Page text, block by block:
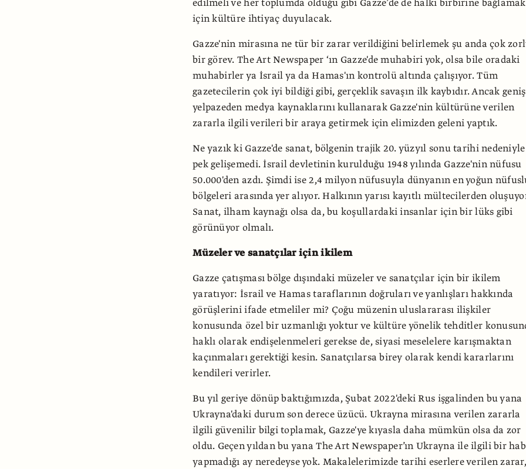
edilmeli ve her toplumda olduğu gibi Gazze’de de halkı birbirine bağlamak
için kültüre ihtiyaç duyulacak.
Gazze'nin mirasına ne tür bir zarar verildiğini belirlemek şu anda çok
bir görev. The Art Newspaper ‘ın Gazze'de muhabiri yok, olsa bile oradaki
muhabirler ya İsrail ya da Hamas'ın kontrolü altında çalışıyor. Tüm
gazetecilerin çok iyi bildiği gibi, gerçeklik savaşın ilk kaybıdır. Ancak
yelpazeden medya kaynaklarını kullanarak Gazze'nin kültürüne verilen
zararla ilgili verileri bir araya getirmek için elimizden geleni yaptık.
Ne yazık ki Gazze'de sanat, bölgenin trajik 20. yüzyıl sonu tarihi nedeniyle
pek gelişemedi. İsrail devletinin kurulduğu 1948 yılında Gazze'nin nüfusu
50.000'den azdı. Şimdi ise 2,4 milyon nüfusuyla dünyanın en yoğun
bölgeleri arasında yer alıyor. Halkının yarısı kayıtlı mültecilerden
Sanat, ilham kaynağı olsa da, bu koşullardaki insanlar için bir lüks gibi
görünüyor olmalı.
Müzeler ve sanatçılar için ikilem
Gazze çatışması bölge dışındaki müzeler ve sanatçılar için bir ikilem
yaratıyor: İsrail ve Hamas taraflarının doğruları ve yanlışları hakkında
görüşlerini ifade etmeliler mi? Çoğu müzenin uluslararası ilişkiler
konusunda özel bir uzmanlığı yoktur ve kültüre yönelik tehditler
haklı olarak endişelenmeleri gerekse de, siyasi meselelere karışmaktan
kaçınmaları gerektiği kesin. Sanatçılarsa birey olarak kendi kararlarını
kendileri verirler.
Bu yıl geriye dönüp baktığımızda, Şubat 2022'deki Rus işgalinden bu yana
Ukrayna'daki durum son derece üzücü. Ukrayna mirasına verilen zararla
ilgili güvenilir bilgi toplamak, Gazze'ye kıyasla daha mümkün olsa da zor
oldu. Geçen yıldan bu yana The Art Newspaper’ın Ukrayna ile ilgili bir
yapmadığı ay neredeyse yok. Makalelerimizde tarihi eserlere verilen zarar,